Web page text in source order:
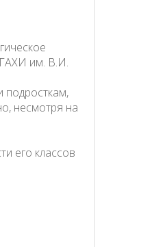
им. В.И.
подросткам,
несмотря на
его классов